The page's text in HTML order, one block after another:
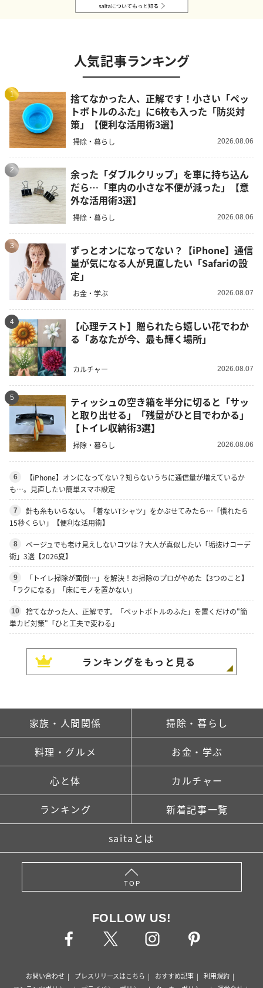
人気記事ランキング
1
捨てなかった人、正解です！小さい「ペッ
トボトルのふた」に6枚も入った「防災対
策」【便利な活用術3選】
掃除・暮らし 2026.08.06
2
余った「ダブルクリップ」を車に持ち込ん
だら…「車内の小さな不便が減った」【意
外な活用術3選】
掃除・暮らし 2026.08.06
3
ずっとオンになってない？【iPhone】通信
量が気になる人が見直したい「Safariの設
定」
お金・学ぶ 2026.08.07
4
【心理テスト】贈られたら嬉しい花でわか
る「あなたが今、最も輝く場所」
カルチャー 2026.08.07
5
ティッシュの空き箱を半分に切ると「サッ
と取り出せる」「残量がひと目でわかる」
【トイレ収納術3選】
掃除・暮らし 2026.08.06
6
【iPhone】オンになってない？知らないうちに通信量が増えているか
も…。見直したい簡単スマホ設定
7
針も糸もいらない。「着ないTシャツ」をかぶせてみたら…「慣れたら
15秒くらい」【便利な活用術】
8
ベージュでも老け見えしないコツは？大人が真似したい「垢抜けコーデ
術」3選【2026夏】
9
「トイレ掃除が面倒…」を解決！お掃除のプロがやめた【3つのこと】
「ラクになる」「床にモノを置かない」
10
捨てなかった人、正解です。「ペットボトルのふた」を置くだけの"簡
単カビ対策"「ひと工夫で変わる」
ランキングをもっと見る
家族・人間関係 掃除・暮らし
料理・グルメ お金・学ぶ
心と体 カルチャー
ランキング 新着記事一覧
saitaとは
TOP
FOLLOW US!
お問い合わせ プレスリリースはこちら おすすめ記事
利用規約